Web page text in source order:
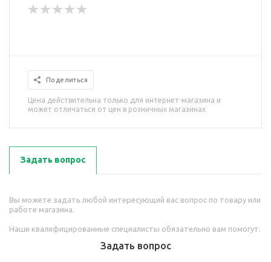
Поделиться
Цена действительна только для интернет-магазина и
может отличаться от цен в розничных магазинах
Задать вопрос
Вы можете задать любой интересующий вас вопрос по товару или
работе магазина.
Наши квалифицированные специалисты обязательно вам помогут.
Задать вопрос